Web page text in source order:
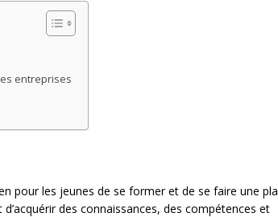
entreprises
pour les jeunes de se former et de se faire une
des connaissances, des compétences et